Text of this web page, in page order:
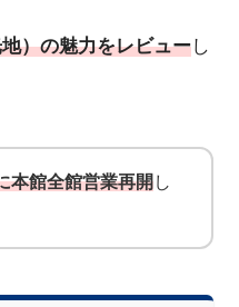
）の魅力をレビューし
本館全館営業再開し